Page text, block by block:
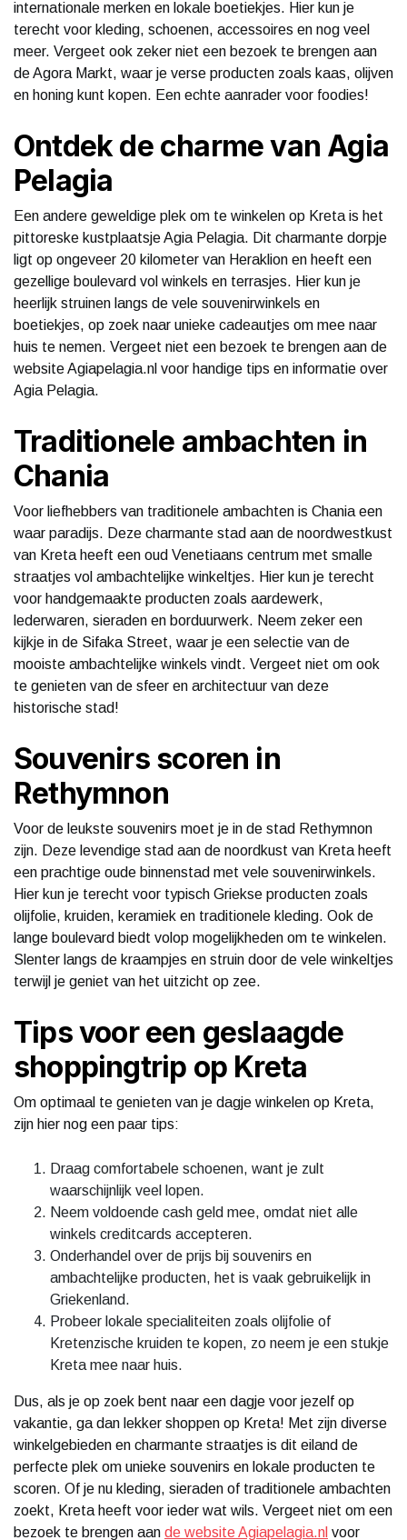
internationale merken en lokale boetiekjes. Hier kun je
terecht voor kleding, schoenen, accessoires en nog veel
meer. Vergeet ook zeker niet een bezoek te brengen aan
de Agora Markt, waar je verse producten zoals kaas, olijven
en honing kunt kopen. Een echte aanrader voor foodies!
Ontdek de charme van Agia
Pelagia
Een andere geweldige plek om te winkelen op Kreta is het
pittoreske kustplaatsje Agia Pelagia. Dit charmante dorpje
ligt op ongeveer 20 kilometer van Heraklion en heeft een
gezellige boulevard vol winkels en terrasjes. Hier kun je
heerlijk struinen langs de vele souvenirwinkels en
boetiekjes, op zoek naar unieke cadeautjes om mee naar
huis te nemen. Vergeet niet een bezoek te brengen aan de
website Agiapelagia.nl voor handige tips en informatie over
Agia Pelagia.
Traditionele ambachten in
Chania
Voor liefhebbers van traditionele ambachten is Chania een
waar paradijs. Deze charmante stad aan de noordwestkust
van Kreta heeft een oud Venetiaans centrum met smalle
straatjes vol ambachtelijke winkeltjes. Hier kun je terecht
voor handgemaakte producten zoals aardewerk,
lederwaren, sieraden en borduurwerk. Neem zeker een
kijkje in de Sifaka Street, waar je een selectie van de
mooiste ambachtelijke winkels vindt. Vergeet niet om ook
te genieten van de sfeer en architectuur van deze
historische stad!
Souvenirs scoren in
Rethymnon
Voor de leukste souvenirs moet je in de stad Rethymnon
zijn. Deze levendige stad aan de noordkust van Kreta heeft
een prachtige oude binnenstad met vele souvenirwinkels.
Hier kun je terecht voor typisch Griekse producten zoals
olijfolie, kruiden, keramiek en traditionele kleding. Ook de
lange boulevard biedt volop mogelijkheden om te winkelen.
Slenter langs de kraampjes en struin door de vele winkeltjes
terwijl je geniet van het uitzicht op zee.
Tips voor een geslaagde
shoppingtrip op Kreta
Om optimaal te genieten van je dagje winkelen op Kreta,
zijn hier nog een paar tips:
Draag comfortabele schoenen, want je zult
waarschijnlijk veel lopen.
Neem voldoende cash geld mee, omdat niet alle
winkels creditcards accepteren.
Onderhandel over de prijs bij souvenirs en
ambachtelijke producten, het is vaak gebruikelijk in
Griekenland.
Probeer lokale specialiteiten zoals olijfolie of
Kretenzische kruiden te kopen, zo neem je een stukje
Kreta mee naar huis.
Dus, als je op zoek bent naar een dagje voor jezelf op
vakantie, ga dan lekker shoppen op Kreta! Met zijn diverse
winkelgebieden en charmante straatjes is dit eiland de
perfecte plek om unieke souvenirs en lokale producten te
scoren. Of je nu kleding, sieraden of traditionele ambachten
zoekt, Kreta heeft voor ieder wat wils. Vergeet niet om een
bezoek te brengen aan de website Agiapelagia.nl voor